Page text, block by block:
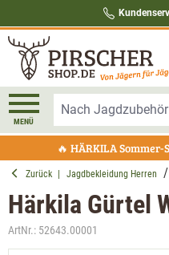
MENÜ
🔥 HÄRKILA Sommer-
Zurück Jagdbekleidung Herren
Härkila Gürtel
ArtNr.: 52643.00001